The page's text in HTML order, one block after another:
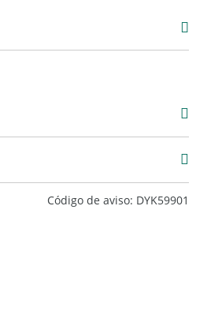
Código de aviso: DYK59901